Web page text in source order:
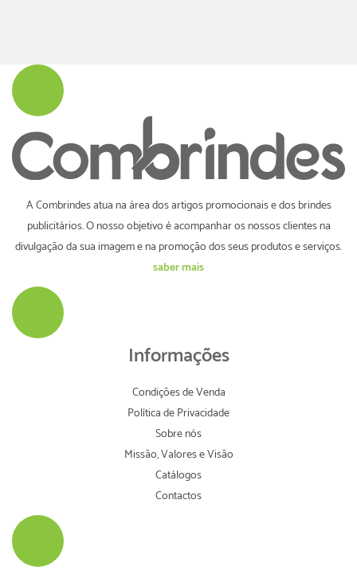
A Combrindes atua na área dos artigos promocionais e dos brindes
publicitários. O nosso objetivo é acompanhar os nossos clientes na
divulgação da sua imagem e na promoção dos seus produtos e serviços.
saber mais
Informações
Condições de Venda
Política de Privacidade
Sobre nós
Missão, Valores e Visão
Catálogos
Contactos